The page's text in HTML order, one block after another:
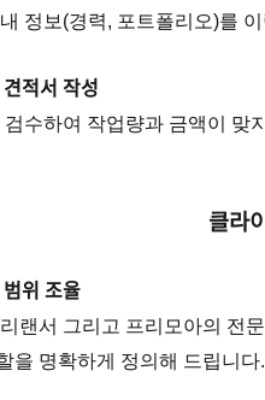
정보(경력, 포트폴리오)를
적서 작성
수하여 작업량과 금액이 맞
클라
위 조율
랜서 그리고 프리모아의 전
을 명확하게 정의해 드립니다.